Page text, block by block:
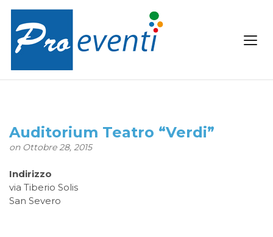
Auditorium Teatro “Verdi”
on Ottobre 28, 2015
Indirizzo
via Tiberio Solis
San Severo